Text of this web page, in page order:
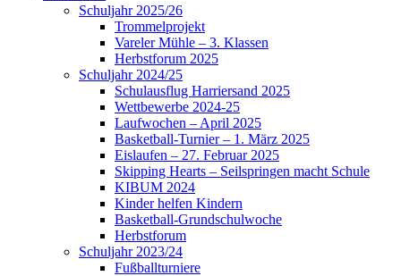
Schuljahr 2025/26
Trommelprojekt
Vareler Mühle – 3. Klassen
Herbstforum 2025
Schuljahr 2024/25
Schulausflug Harriersand 2025
Wettbewerbe 2024-25
Laufwochen – April 2025
Basketball-Turnier – 1. März 2025
Eislaufen – 27. Februar 2025
Skipping Hearts – Seilspringen macht Schule
KIBUM 2024
Kinder helfen Kindern
Basketball-Grundschulwoche
Herbstforum
Schuljahr 2023/24
Fußballturniere